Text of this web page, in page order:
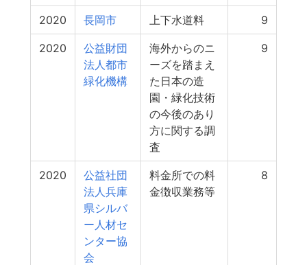
2020 長岡市 上下水道料 9
2020
公益財団
法人都市
緑化機構
海外からのニ
ーズを踏まえ
た日本の造
園・緑化技術
の今後のあり
方に関する調
査
9
2020
公益社団
法人兵庫
県シルバ
ー人材セ
ンター協
会
料金所での料
金徴収業務等
8